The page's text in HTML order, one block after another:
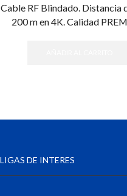
Cable RF Blindado. Distancia
200 m en 4K. Calidad
LIGAS DE INTERES